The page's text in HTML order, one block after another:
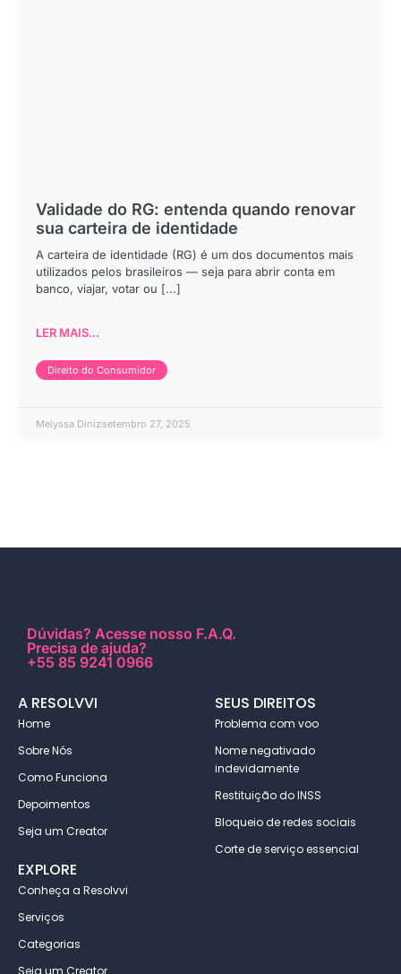
Validade do RG: entenda quando renovar
sua carteira de identidade
A carteira de identidade (RG) é um dos documentos mais
utilizados pelos brasileiros — seja para abrir conta em
banco, viajar, votar ou [...]
LER MAIS...
Direito do Consumidor
Melyssa Dinizsetembro 27, 2025
Dúvidas? Acesse nosso F.A.Q.
Precisa de ajuda?
+55 85 9241 0966
A RESOLVVI
Home
Sobre Nós
Como Funciona
Depoimentos
Seja um Creator
SEUS DIREITOS
Problema com voo
Nome negativado
indevidamente
Restituição do INSS
Bloqueio de redes sociais
Corte de serviço essencial
EXPLORE
Conheça a Resolvvi
Serviços
Categorias